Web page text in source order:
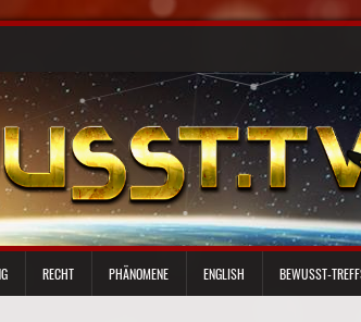
RECHT PHÄNOMENE ENGLISH BEWUSST-TREFFS